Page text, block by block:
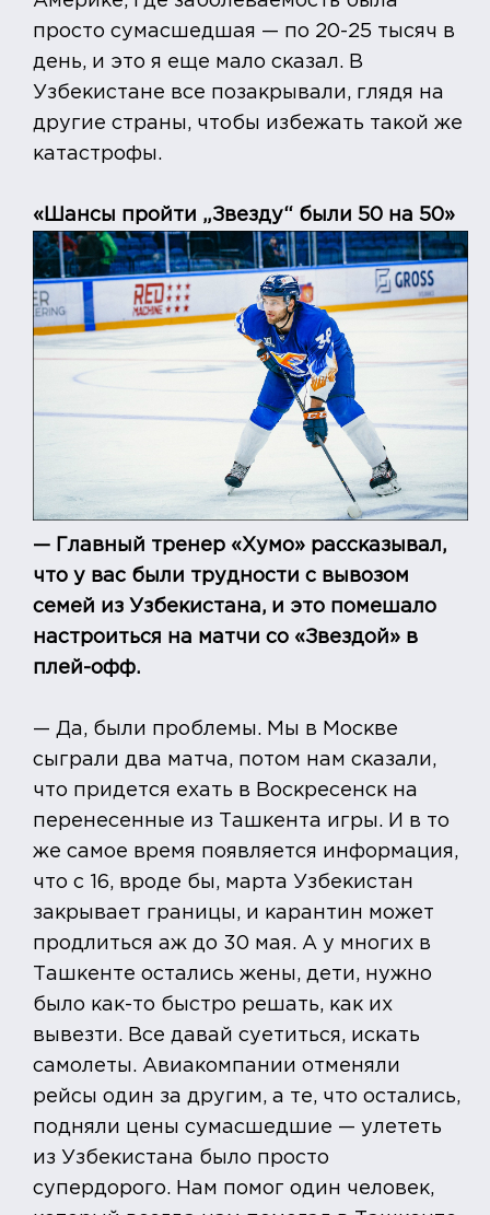
просто сумасшедшая — по 20-25 тысяч в
день, и это я еще мало сказал. В
Узбекистане все позакрывали, глядя на
другие страны, чтобы избежать такой же
катастрофы.
«Шансы пройти „Звезду“ были 50 на 50»
— Главный тренер «Хумо» рассказывал,
что у вас были трудности с вывозом
семей из Узбекистана, и это помешало
настроиться на матчи со «Звездой» в
плей-офф.
— Да, были проблемы. Мы в Москве
сыграли два матча, потом нам сказали,
что придется ехать в Воскресенск на
перенесенные из Ташкента игры. И в то
же самое время появляется информация,
что с 16, вроде бы, марта Узбекистан
закрывает границы, и карантин может
продлиться аж до 30 мая. А у многих в
Ташкенте остались жены, дети, нужно
было как-то быстро решать, как их
вывезти. Все давай суетиться, искать
самолеты. Авиакомпании отменяли
рейсы один за другим, а те, что остались,
подняли цены сумасшедшие — улететь
из Узбекистана было просто
супердорого. Нам помог один человек,